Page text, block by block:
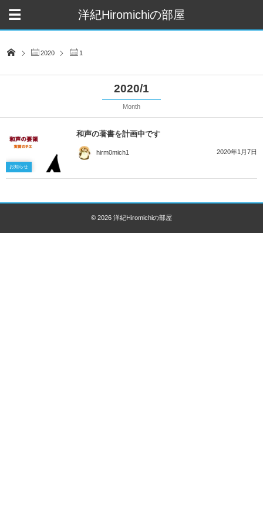
洋紀Hiromichiの部屋
2020 1
2020/1
Month
お知らせ
和声の著書を計画中です
hirm0mich1 2020年1月7日
© 2026 洋紀Hiromichiの部屋